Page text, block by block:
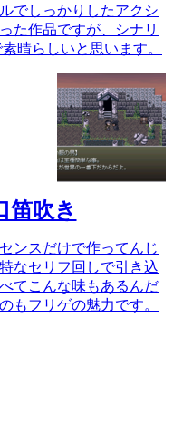
でしっかりしたアクシ
た作品ですが、シナリ
晴らしいと思います。
笛吹き
ンスだけで作ってんじ
なセリフ回しで引き込
てこんな味もあるんだ
もフリゲの魅力です。